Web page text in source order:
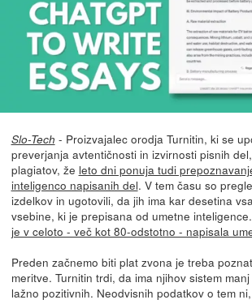
Slo-Tech - Proizvajalec orodja Turnitin, ki se
preverjanja avtentičnosti in izvirnosti pisnih
plagiatov, že leto dni ponuja tudi
inteligenco napisanih del. V tem času so
izdelkov in ugotovili, da jih ima kar desetina
vsebine, ki je prepisana od umetne inteligence.
je v celoto - več kot 80-odstotno - napisala
Preden začnemo biti plat zvona je treba
meritve. Turnitin trdi, da ima njihov sistem
lažno pozitivnih. Neodvisnih podatkov o tem